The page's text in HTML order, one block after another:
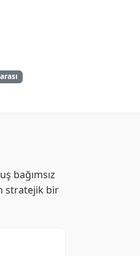
bağımsız
stratejik bir